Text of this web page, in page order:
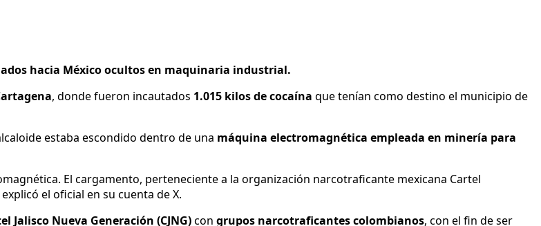
hacia México ocultos en maquinaria industrial.
, donde fueron incautados 1.015 kilos de cocaína que tenían como destino el municipio de
estaba escondido dentro de una máquina electromagnética empleada en minería para
El cargamento, perteneciente a la organización narcotraficante mexicana Cartel
el oficial en su cuenta de X.
Jalisco Nueva Generación (CJNG)con grupos narcotraficantes colombianos, con el fin de ser